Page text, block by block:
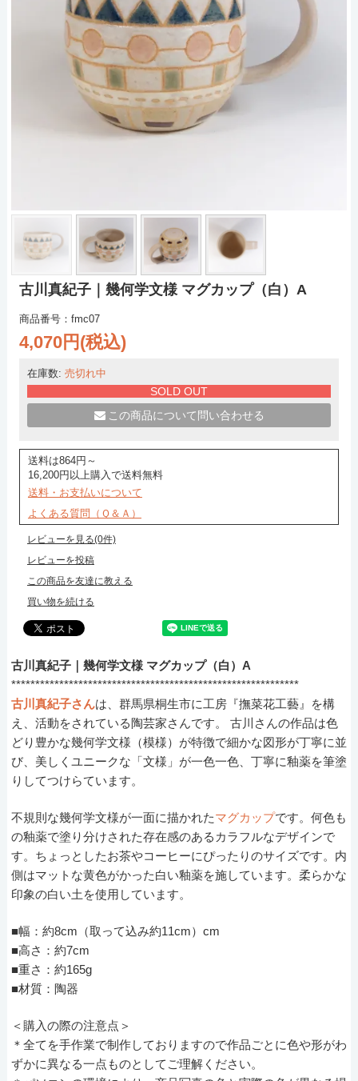
古川真紀子｜幾何学文様 マグカップ（白）A
商品番号：fmc07
4,070円(税込)
在庫数: 売切れ中
SOLD OUT
この商品について問い合わせる
送料は864円～
16,200円以上購入で送料無料
送料・お支払いについて
よくある質問（Ｑ＆Ａ）
レビューを見る(0件)
レビューを投稿
この商品を友達に教える
買い物を続ける
古川真紀子｜幾何学文様 マグカップ（白）A
************************************************************
古川真紀子さんは、群馬県桐生市に工房『撫菜花工藝』を構
え、活動をされている陶芸家さんです。 古川さんの作品は色
どり豊かな幾何学文様（模様）が特徴で細かな図形が丁寧に並
び、美しくユニークな「文様」が一色一色、丁寧に釉薬を筆塗
りしてつけらています。
不規則な幾何学文様が一面に描かれたマグカップです。何色も
の釉薬で塗り分けされた存在感のあるカラフルなデザインで
す。ちょっとしたお茶やコーヒーにぴったりのサイズです。内
側はマットな黄色がかった白い釉薬を施しています。柔らかな
印象の白い土を使用しています。
■幅：約8cm（取って込み約11cm）cm
■高さ：約7cm
■重さ：約165g
■材質：陶器
＜購入の際の注意点＞
＊全てを手作業で制作しておりますので作品ごとに色や形がわ
ずかに異なる一点ものとしてご理解ください。